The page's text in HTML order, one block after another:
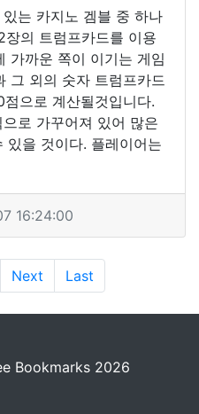
는 카지노 겜블 중 하나
의 트럼프카드를 이용
가까운 쪽이 이기는 게임
그 외의 숫자 트럼프카드
으로 계산될것입니다.
로 가꾸어져 있어 많은
있을 것이다. 플레이어는
16:24:00
Next Last
Bookmarks 2026